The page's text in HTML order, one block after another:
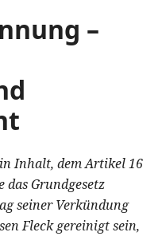
–
Inhalt, dem Artikel 16
das Grundgesetz
seiner Verkündung
Fleck gereinigt sein,